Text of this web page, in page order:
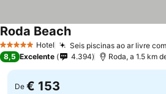
5 Estrelas Hotel Seis piscinas ao ar livre
Roda BeachVer preços
8,5 Excelente 4.394 Roda, a 1.5 km
De € 153